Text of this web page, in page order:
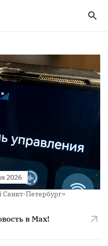
Каждый второй опрошенный петербуржец проверяет телефон партнера
2026
Санкт-Петербург»
в Max!